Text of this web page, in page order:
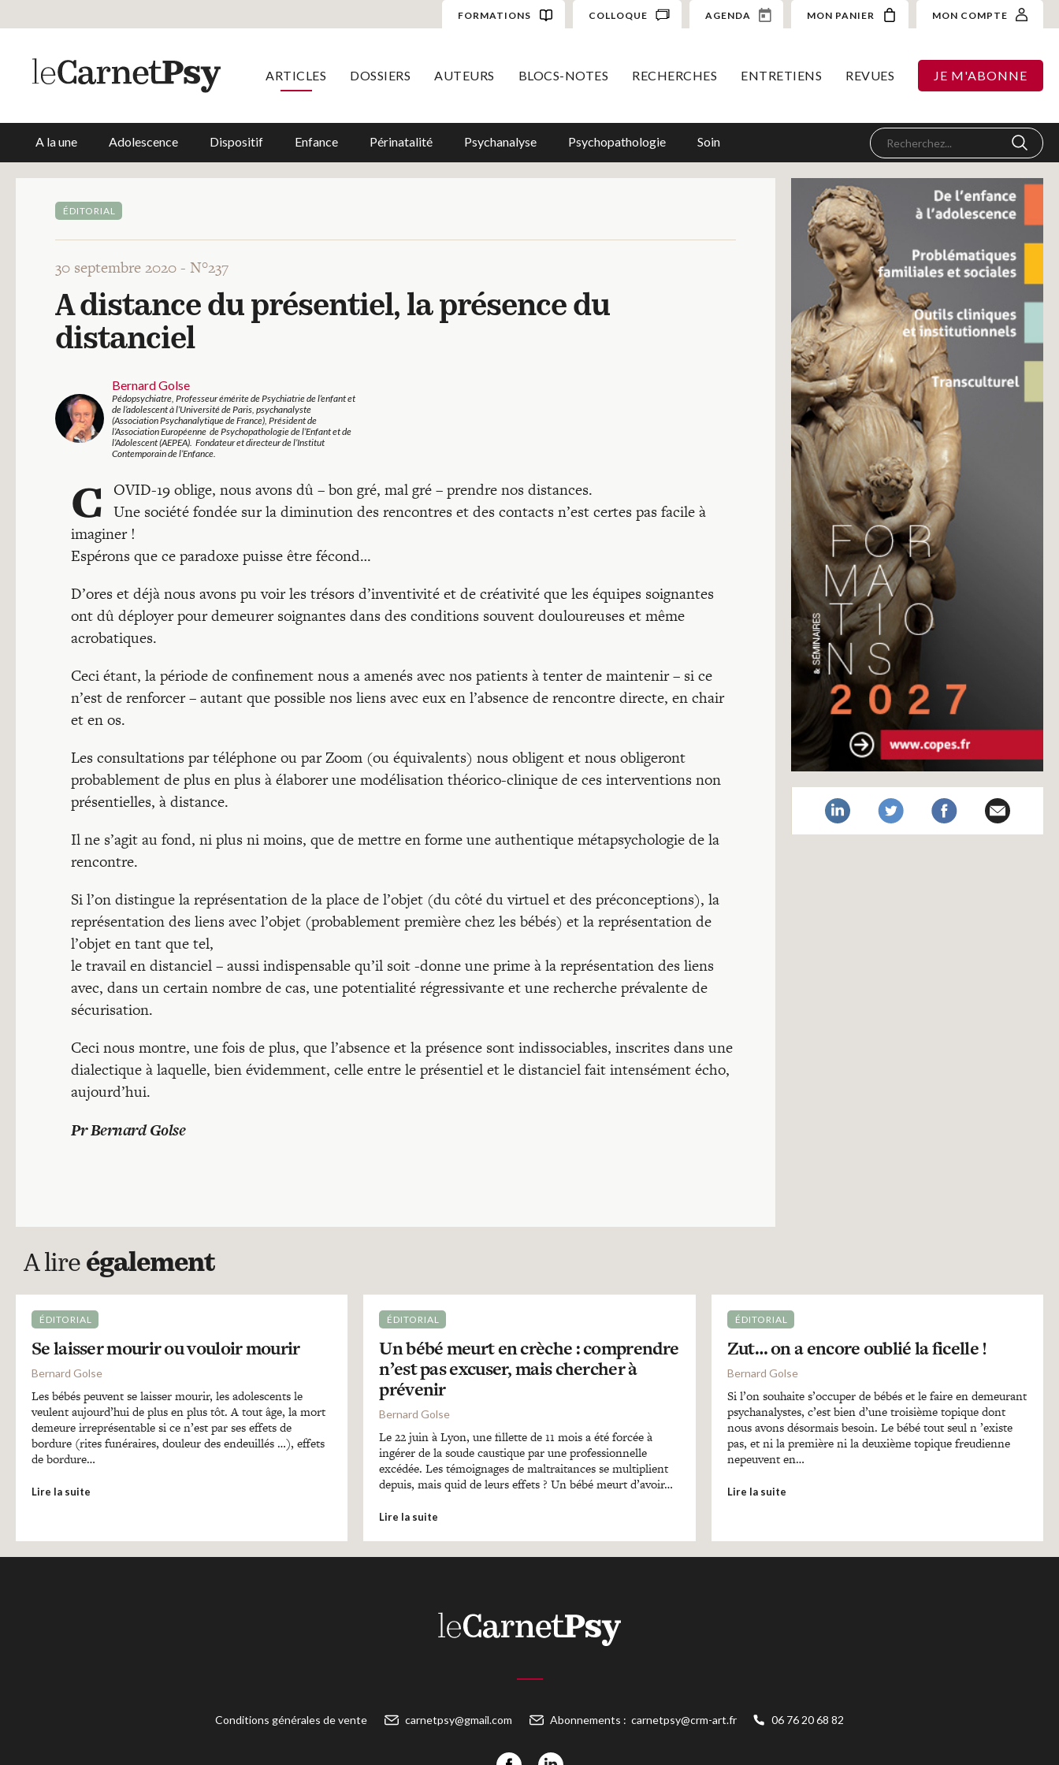
FORMATIONS COLLOQUE AGENDA MON PANIER MON COMPTE
ARTICLES DOSSIERS AUTEURS BLOCS-NOTES RECHERCHES ENTRETIENS REVUES JE M'ABONNE
A la une Adolescence Dispositif Enfance Périnatalité Psychanalyse Psychopathologie Soin
ÉDITORIAL
30 septembre 2020 - N°237
A distance du présentiel, la présence du
distanciel
Bernard Golse
Pédopsychiatre, Professeur émérite de Psychiatrie de l’enfant et
de l’adolescent à l’Université de Paris, psychanalyste
(Association Psychanalytique de France), Président de
l’Association Européenne de Psychopathologie de l’Enfant et de
l’Adolescent (AEPEA). Fondateur et directeur de l’Institut
Contemporain de l’Enfance.
C OVID-19 oblige, nous avons dû – bon gré, mal gré – prendre nos distances.
Une société fondée sur la diminution des rencontres et des contacts n’est certes pas facile à
imaginer !
Espérons que ce paradoxe puisse être fécond…
D’ores et déjà nous avons pu voir les trésors d’inventivité et de créativité que les équipes soignantes
ont dû déployer pour demeurer soignantes dans des conditions souvent douloureuses et même
acrobatiques.
Ceci étant, la période de confinement nous a amenés avec nos patients à tenter de maintenir – si ce
n’est de renforcer – autant que possible nos liens avec eux en l’absence de rencontre directe, en chair
et en os.
Les consultations par téléphone ou par Zoom (ou équivalents) nous obligent et nous obligeront
probablement de plus en plus à élaborer une modélisation théorico-clinique de ces interventions non
présentielles, à distance.
Il ne s’agit au fond, ni plus ni moins, que de mettre en forme une authentique métapsychologie de la
rencontre.
Si l’on distingue la représentation de la place de l’objet (du côté du virtuel et des préconceptions), la
représentation des liens avec l’objet (probablement première chez les bébés) et la représentation de
l’objet en tant que tel,
le travail en distanciel – aussi indispensable qu’il soit -donne une prime à la représentation des liens
avec, dans un certain nombre de cas, une potentialité régressivante et une recherche prévalente de
sécurisation.
Ceci nous montre, une fois de plus, que l’absence et la présence sont indissociables, inscrites dans une
dialectique à laquelle, bien évidemment, celle entre le présentiel et le distanciel fait intensément écho,
aujourd’hui.
Pr Bernard Golse
A lire également
ÉDITORIAL
Se laisser mourir ou vouloir mourir
Bernard Golse
Les bébés peuvent se laisser mourir, les adolescents le
veulent aujourd’hui de plus en plus tôt. A tout âge, la mort
demeure irreprésentable si ce n’est par ses effets de
bordure (rites funéraires, douleur des endeuillés …), effets
de bordure…
Lire la suite
ÉDITORIAL
Un bébé meurt en crèche : comprendre
n’est pas excuser, mais chercher à
prévenir
Bernard Golse
Le 22 juin à Lyon, une fillette de 11 mois a été forcée à
ingérer de la soude caustique par une professionnelle
excédée. Les témoignages de maltraitances se multiplient
depuis, mais quid de leurs effets ? Un bébé meurt d’avoir…
Lire la suite
ÉDITORIAL
Zut… on a encore oublié la ficelle !
Bernard Golse
Si l’on souhaite s’occuper de bébés et le faire en demeurant
psychanalystes, c’est bien d’une troisième topique dont
nous avons désormais besoin. Le bébé tout seul n ’existe
pas, et ni la première ni la deuxième topique freudienne
nepeuvent en…
Lire la suite
Conditions générales de vente carnetpsy@gmail.com Abonnements : carnetpsy@crm-art.fr 06 76 20 68 82